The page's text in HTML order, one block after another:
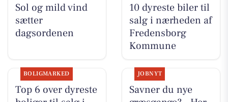
Sol og mild vind
sætter
dagsordenen
10 dyreste biler til
salg i nærheden af
Fredensborg
Kommune
BOLIGMARKED
Top 6 over dyreste
JOBNYT
Savner du nye